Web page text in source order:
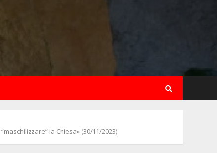
“maschilizzare” la Chiesa» (30/11/2023).